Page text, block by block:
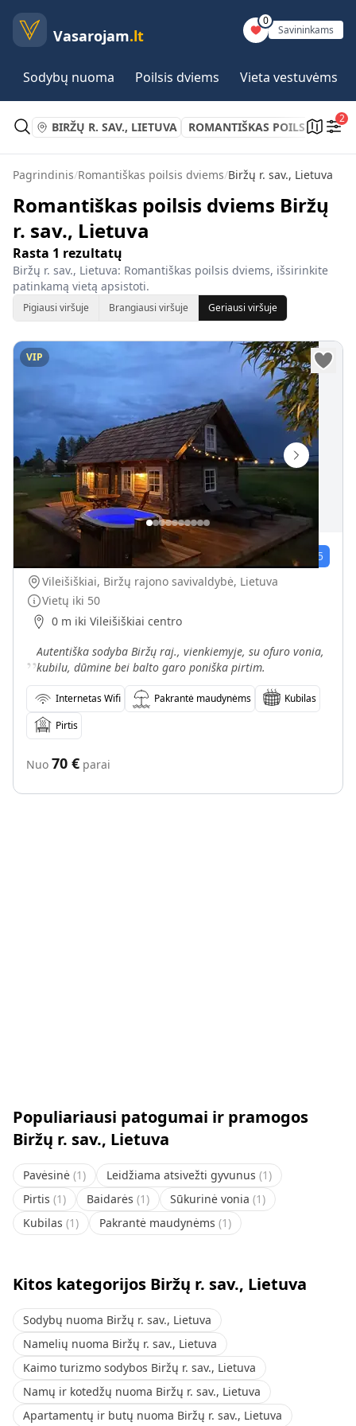
Vasarojam.lt
0
Savininkams
Sodybų nuoma Poilsis dviems Vieta vestuvėms
BIRŽŲ R. SAV., LIETUVA ROMANTIŠKAS POILSIS
2
Pagrindinis/Romantiškas poilsis dviems/Biržų r. sav., Lietuva
Romantiškas poilsis dviems Biržų
r. sav., Lietuva
Rasta 1 rezultatų
Biržų r. sav., Lietuva: Romantiškas poilsis dviems, išsirinkite
patinkamą vietą apsistoti.
Pigiausi viršuje Brangiausi viršuje Geriausi viršuje
VIP
Autentiška sodyba su kubilu ir dūmine bei balto garo poniška pirtimi47 įvert.
/5
Vileišiškiai, Biržų rajono savivaldybė, Lietuva
Vietų iki 50
0 m iki Vileišiškiai centro
„Autentiška sodyba Biržų raj., vienkiemyje, su ofuro vonia,
kubilu, dūmine bei balto garo poniška pirtim.
Internetas Wifi Pakrantė maudynėms
Kubilas
Pirtis
Nuo 70 € parai
Populiariausi patogumai ir pramogos
Biržų r. sav., Lietuva
Pavėsinė (1) Leidžiama atsivežti gyvunus (1)
Pirtis (1) Baidarės (1) Sūkurinė vonia (1)
Kubilas (1) Pakrantė maudynėms (1)
Kitos kategorijos Biržų r. sav., Lietuva
Sodybų nuoma Biržų r. sav., Lietuva
Namelių nuoma Biržų r. sav., Lietuva
Kaimo turizmo sodybos Biržų r. sav., Lietuva
Namų ir kotedžų nuoma Biržų r. sav., Lietuva
Apartamentų ir butų nuoma Biržų r. sav., Lietuva